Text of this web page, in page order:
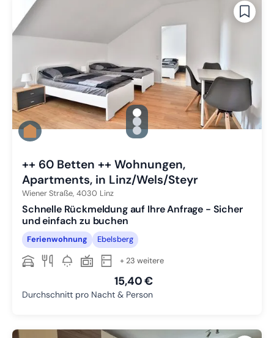
gallery.slide_selector
Zu Slide 1 wechseln
Zu Slide 2 wechseln
Zu Slide 3 wechseln
++ 60 Betten ++ Wohnungen,
Apartments, in Linz/Wels/Steyr
Wiener Straße, 4030 Linz
Schnelle Rückmeldung auf Ihre Anfrage - Sicher
und einfach zu buchen
Ferienwohnung Ebelsberg
+ 23 weitere
15,40 €
Durchschnitt pro Nacht & Person